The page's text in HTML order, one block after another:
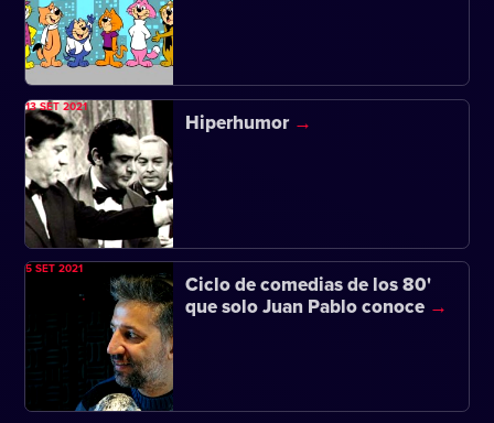
Hiperhumor
13 SET 2021
Ciclo de comedias de los 80'
que solo Juan Pablo conoce
5 SET 2021